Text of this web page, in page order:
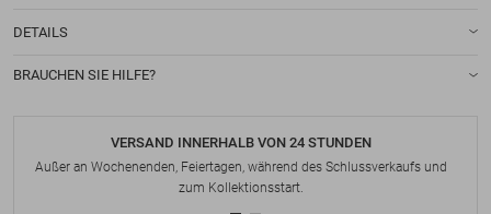
DETAILS
BRAUCHEN SIE HILFE?
VERSAND INNERHALB VON 24 STUNDEN
Außer an Wochenenden, Feiertagen, während des Schlussverkaufs und
zum Kollektionsstart.